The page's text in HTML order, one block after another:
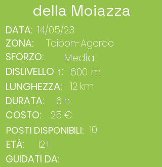
della Moiazza
DATA: 14/05/23
ZONA:
Taibon-Agordo
SFORZO:
Media
DISLIVELLO ↑: 600 m
LUNGHEZZA:
12 km
DURATA:
6 h
25 €
COSTO:
10
POSTI DISPONIBILI:
ETÀ:
12+
GUIDATI DA: